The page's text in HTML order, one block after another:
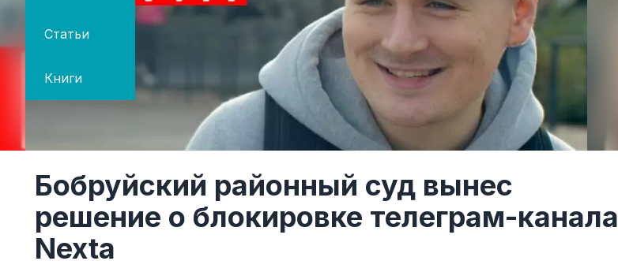
Статьи
Книги
Бобруйский районный суд вынес
решение о блокировке телеграм-канала
Nexta